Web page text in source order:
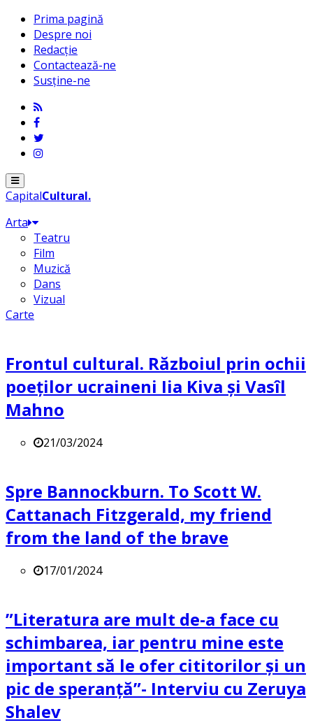
Prima pagină
Despre noi
Redacție
Contactează-ne
Susține-ne
Menu
CapitalCultural.
Arta
Teatru
Film
Muzică
Dans
Vizual
Carte
Frontul cultural. Războiul prin ochii
poeților ucraineni Iia Kiva și Vasîl
Mahno
21/03/2024
Spre Bannockburn. To Scott W.
Cattanach Fitzgerald, my friend
from the land of the brave
17/01/2024
”Literatura are mult de-a face cu
schimbarea, iar pentru mine este
important să le ofer cititorilor și un
pic de speranță”- Interviu cu Zeruya
Shalev